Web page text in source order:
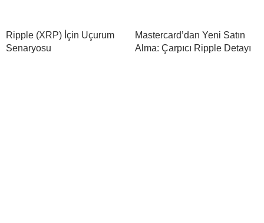
Ripple (XRP) İçin Uçurum
Senaryosu
Mastercard’dan Yeni Satın
Alma: Çarpıcı Ripple Detayı